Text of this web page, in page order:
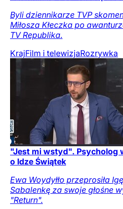
Byli dziennikarze TVP
Miłosza Kłeczka po
TV Republika.
KrajFilm i telewizjaRozrywka
"Jest mi wstyd". Psycholog
o Idze Świątek
Ewa Woydyłło przeprosiła
Sabalenkę za swoje głośne
"Return".